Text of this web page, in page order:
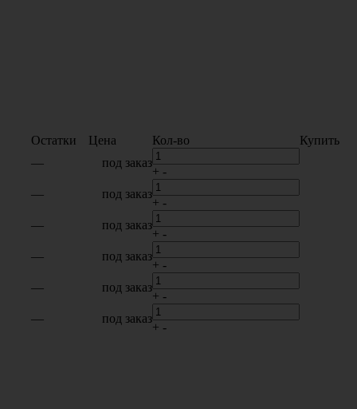
Остатки Цена Кол-во
Купить
— под заказ
+ -
— под заказ
+ -
— под заказ
+ -
— под заказ
+ -
— под заказ
+ -
— под заказ
+ -